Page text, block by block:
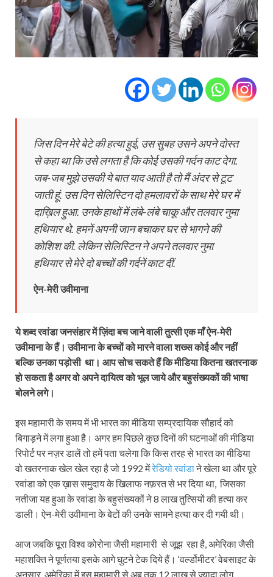
जिस दिन मेरे बेटे की हत्या हुई, उस सुबह उसने अपने दोस्त
से कहा था कि उसे लगता है कि कोई उसकी गर्दन काट देगा.
जब-जब मुझे उसकी ये बात याद आती है तो मैं अंदर से टूट
जाती हूं. उस दिन सेलिस्टिन दो हमलावरों के साथ मेरे घर में
दाख़िल हुआ. उनके हाथों में लंबे-लंबे चाकू और तलवार नुमा
हथियार थे. हमनें अपनी जान बचाकर घर से भागने की
कोशिश की. लेकिन सेलिस्टिन ने अपने तलवार नुमा
हथियार से मेरे दो बच्चों की गर्दनें काट दीं.
ऐन-मेरी उवीमाना
ये शब्द रवांडा जनसंहार में ज़िंदा बच जाने वाली तुत्सी एक माँ ऐन-मेरी
उवीमाना के हैं। उवीमाना के बच्चों को मारने वाला शख्स कोई और नहीं
बल्कि उनका पड़ोसी था। आप सोच सकते हैं कि मीडिया कितना खतरनाक
हो सकता है अगर वो अपने दायित्व को भूल जाये और बहुसंख्यकों की भाषा
बोलने लगे।
इस महामारी के समय में भी भारत का मीडिया सम्प्रदायिक सौहार्द को
बिगाड़ने में लगा हुआ है। अगर हम पिछले कुछ दिनों की घटनाओं की मीडिया
रिपोर्ट पर नज़र डालें तो हमें पता चलेगा कि किस तरह से भारत का मीडिया
वो खतरनाक खेल खेल रहा है जो 1992 मेंरेडियो रवांडाने खेला था और पूरे
रवांडा को एक ख़ास समुदाय के खिलाफ नफ़रत से भर दिया था, जिसका
नतीजा यह हुआ के रवांडा के बहुसंख्यकों ने 8 लाख तुत्सियों की हत्या कर
डाली। ऐन-मेरी उवीमाना के बेटों की उनके सामने हत्या कर दी गयी थी।
आज जबकि पूरा विश्व कोरोना जैसी महामारी से जूझ रहा है, अमेरिका जैसी
महाशक्ति ने पूर्णतया इसके आगे घुटने टेक दिये हैं। ‘वर्ल्डोमीटर’ वेबसाइट के
अनुसार, अमेरिका में इस महामारी से अब तक 12 लाख से ज्यादा लोग